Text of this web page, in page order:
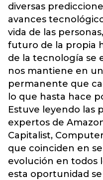
diversas
avances
vida de las
futuro de la propia
de la tecnología se
nos mantiene en
permanente que
lo que hasta hace
Estuve leyendo las
expertos de
Capitalist,
que coinciden en
evolución en todos
esta oportunidad